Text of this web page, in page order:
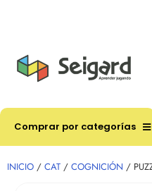
Comprar por categorías
INICIO / CAT / COGNICIÓN /